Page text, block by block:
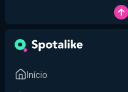
Início